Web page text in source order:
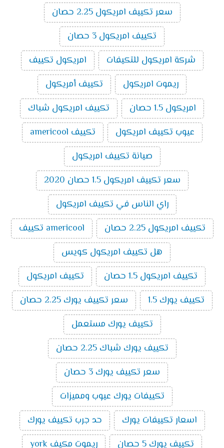
تكييف ميديا ميشن بارد ساخن انفرتر 3 حصان
14500 جنية
اسعار تكييف ميديا اسبليت ارضي
سقفي بارد ساخن2024
سعر تكييف ميديا اسبليت ارضي سقفي 2.25
حصان بارد ساخن10000
سعر تكييف ميديا اسبليت ارضي سقفي 3 حصان
بارد ساخن11800
سعر تكييف ميديا اسبليت ارضي سقفي 4 حصان
بارد ساخن16200
بارد ساخن18300
تكييفات ميديا
تُعد تكييفات ميديا من ماركات التكييف المتميزة التي تتوفر
بالأسواق ومن أهم مميزاتها سعرها المناسب ومن أهم ما
يميز تكييفات ميديا الآتي:
الذكاء الصناعي:تُعتبر تكييفات ميديا من أفضل
ماركات التكييف الذكية حيث أن بعض الموديلات التي
تصدر منه تمتلك إمكانية الاتصال بالواي فاي والتي
تسمح بالتحكم فيه من خارج المنزل.
خاصية البلازما: تنقي هذه الخاصية الموجودة في عدد
من موديلات تكييفات ميديا الهواء من الروائح الغير
مرغوب فيها.
فلاتر ضد البيكتريا:يتم تزويد تكييفات ميديا بفلاتر لا
تسمح بتكون البكتريا داخل جهاز التكييف وتلك
الخاصية تُعد من أحدث التقنيات وأهمها حيث أنها تحد
من انتشار الفيروسات المسببة للعدوى.
خاصية التتبع:يتوفر في تكييفات ميديا خاصية التتبع
حيث يمتلك التكييف حساسات تستشعر موضع
المستخدم داخل الغرفة فتقوم بتوجيه الهواء الصادر
منها نحوه وهذه الحساسات موجودة في ريموت
التكييف.
سعر تكييف امريكول 2.25 حصان
تكييف امريكول 3 حصان
شركة امريكول للتكيفات
امريكول تكييف
ريموت امريكول
تكييف أمريكول
امريكول 1.5 حصان
تكييف امريكول شباك
عيوب تكييف امريكول
تكييف americool
صيانة تكييف امريكول
سعر تكييف امريكول 1.5 حصان 2020
راي الناس في تكييف امريكول
تكييف امريكول 2.25 حصان
americool تكييف
هل تكييف امريكول كويس
تكييف امريكول 1.5 حصان
تكييف امريكول
تكييف يورك 1.5
سعر تكييف يورك 2.25 حصان
تكييف يورك مستعمل
تكييف يورك شباك 2.25 حصان
سعر تكييف يورك 3 حصان
تكييفات يورك عيوب ومميزات
اسعار تكييفات يورك
حد جرب تكييف يورك
تكييف يورك 5 حصان
ريموت مكيف york